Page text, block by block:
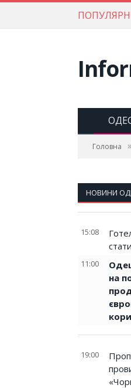
Головна »
НОВИНИ
15:08
11:00
на
19:00